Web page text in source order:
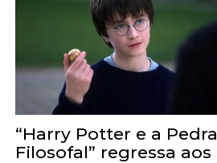
“Harry Potter e a Pedra
Filosofal” regressa aos